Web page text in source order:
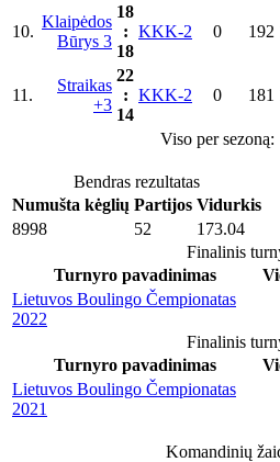
10.
Klaipėdos
Būrys 3
18
:
18
KKK-2 0 192
11.
Straikas
+3
22
:
14
KKK-2 0 181
Viso per sezoną:
Bendras rezultatas
Numušta kėglių Partijos Vidurkis
8998
52
173.04
Finalinis
Turnyro pavadinimas
Lietuvos Boulingo Čempionatas
2022
Finalinis
Turnyro pavadinimas
Lietuvos Boulingo Čempionatas
2021
Komandinių